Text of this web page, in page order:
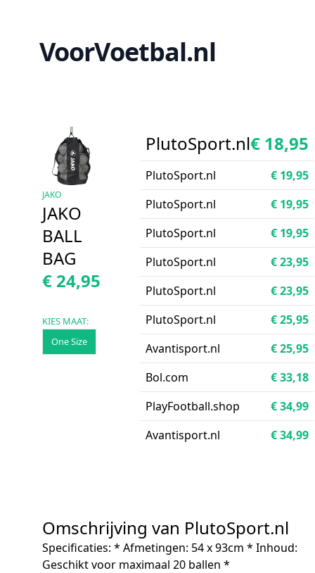
VoorVoetbal.nl
JAKO
JAKO
BALL
BAG
€ 24,95
KIES MAAT:
One Size
PlutoSport.nl€ 18,95
PlutoSport.nl
€ 19,95
PlutoSport.nl
€ 19,95
PlutoSport.nl
€ 19,95
PlutoSport.nl
€ 23,95
PlutoSport.nl
€ 23,95
PlutoSport.nl
€ 25,95
Avantisport.nl
€ 25,95
Bol.com
€ 33,18
PlayFootball.shop
€ 34,99
Avantisport.nl
€ 34,99
Omschrijving van PlutoSport.nl
Specificaties: * Afmetingen: 54 x 93cm * Inhoud:
Geschikt voor maximaal 20 ballen *